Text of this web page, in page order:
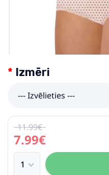
Izmēri
--- Izvēlieties ---
7.99€
11.99€